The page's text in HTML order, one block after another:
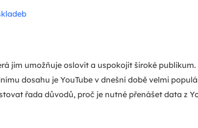
jim umožňuje oslovit a uspokojit široké publikum.
dosahu je YouTube v dnešní době velmi
řada důvodů, proč je nutné přenášet data z